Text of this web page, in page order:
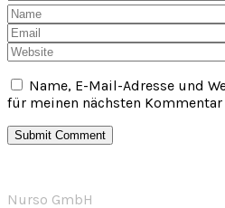
Name, E-Mail-Adresse und
für meinen nächsten
Nurso GmbH